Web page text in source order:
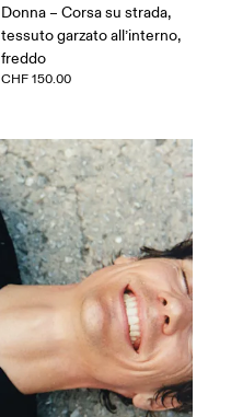
Donna – Corsa su strada,
tessuto garzato all’interno,
freddo
CHF 150.00